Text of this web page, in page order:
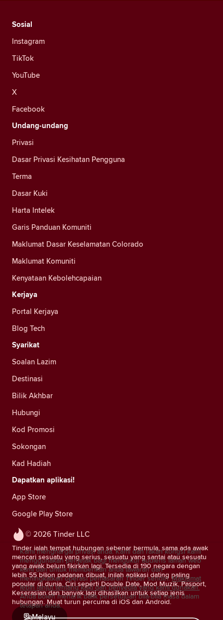
© 2026 Tinder LLC
Tinder ialah tempat hubungan sebenar bermula, sama ada awak
mencari sesuatu yang serius, sesuatu yang santai atau sesuatu
yang awak belum fikirkan lagi. Tersedia di 190 negara dengan
lebih 55 bilion padanan dibuat, inilah aplikasi dating paling
popular di dunia. Ciri seperti Double Date, Mod Muzik, Pasport,
Keserasian dan banyak lagi dihasilkan untuk setiap jenis
hubungan. Muat turun percuma di iOS dan Android.
Melayu
Sosial
Instagram
TikTok
YouTube
X
Facebook
Undang-undang
Privasi
Dasar Privasi Kesihatan Pengguna
Terma
Dasar Kuki
Harta Intelek
Garis Panduan Komuniti
Maklumat Dasar Keselamatan Colorado
Maklumat Komuniti
Kenyataan Kebolehcapaian
Kerjaya
Portal Kerjaya
Blog Tech
Syarikat
Soalan Lazim
Destinasi
Bilik Akhbar
Hubungi
Kod Promosi
Sokongan
Kad Hadiah
Dapatkan aplikasi!
App Store
Google Play Store
Kami menghargai privasi anda. Kami dan rakan kongsi kami
menggunakan penjejak bagi mengukur audiens laman web
kami dan untuk memberikan anda tawaran dan
meningkatkan operasi pemasaran Tinder sendiri. Maklumat
lebih lanjut tentang kuki dan penyedia yang kami gunakan.
Anda boleh menarik balik persetujuan bila-bila masa dalam
tetapan anda.